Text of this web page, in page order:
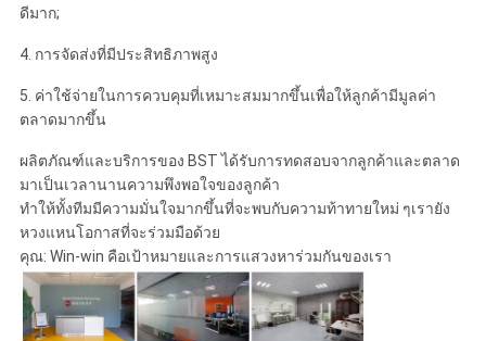
ดีมาก;
4. การจัดส่งที่มีประสิทธิภาพสูง
5. ค่าใช้จ่ายในการควบคุมที่เหมาะสมมากขึ้นเพื่อให้ลูกค้ามีมูลค่า
ตลาดมากขึ้น
ผลิตภัณฑ์และบริการของ BST ได้รับการทดสอบจากลูกค้าและตลาด
มาเป็นเวลานานความพึงพอใจของลูกค้า
ทำให้ทั้งทีมมีความมั่นใจมากขึ้นที่จะพบกับความท้าทายใหม่ ๆเรายัง
หวงแหนโอกาสที่จะร่วมมือด้วย
คุณ: Win-win คือเป้าหมายและการแสวงหาร่วมกันของเรา